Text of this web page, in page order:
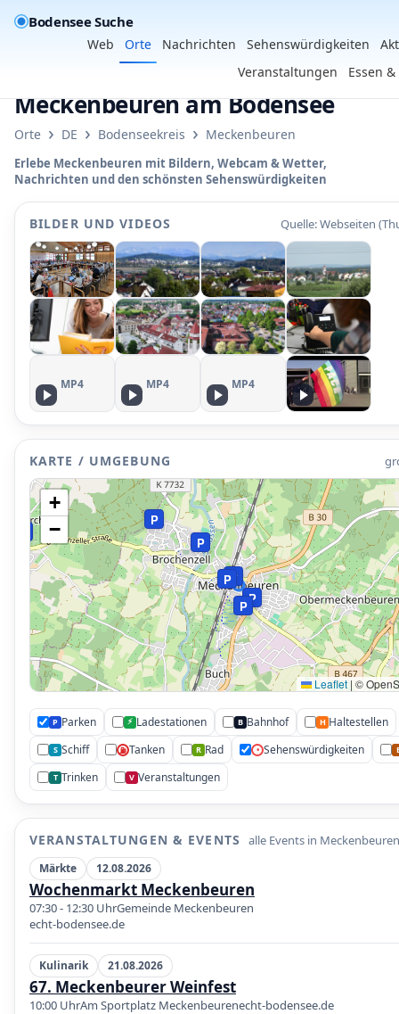
Bodensee Suche
Web Orte Nachrichten Sehenswürdigkeiten
Veranstaltungen
Essen
Meckenbeuren am Bodensee
Orte › DE › Bodenseekreis › Meckenbeuren
Erlebe Meckenbeuren mit Bildern, Webcam & Wetter,
Nachrichten und den schönsten Sehenswürdigkeiten
BILDER UND VIDEOS Quelle: Webseiten
MP4 MP4 MP4
KARTE / UMGEBUNG
PP
P
P
P
P
P
P
+
−
Leaflet | ©
P Parken ⚡ Ladestationen B Bahnhof H Haltestellen
S Schiff ⛽ Tanken R Rad • Sehenswürdigkeiten
T Trinken V Veranstaltungen
VERANSTALTUNGEN & EVENTS alle Events in
Märkte 12.08.2026
Wochenmarkt Meckenbeuren
07:30 - 12:30 UhrGemeinde Meckenbeuren
echt-bodensee.de
Kulinarik 21.08.2026
67. Meckenbeurer Weinfest
10:00 UhrAm Sportplatz Meckenbeurenecht-bodensee.de